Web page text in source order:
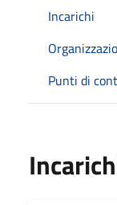
Incarichi
Punti di